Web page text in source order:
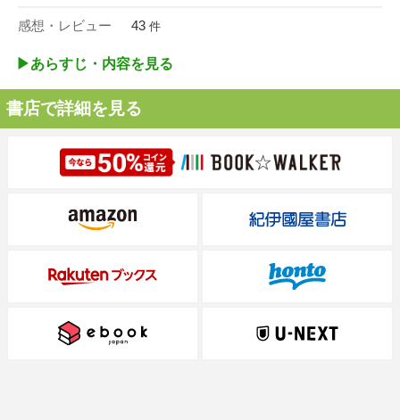
感想・レビュー 43 件
▶︎あらすじ・内容を見る
書店で詳細を見る